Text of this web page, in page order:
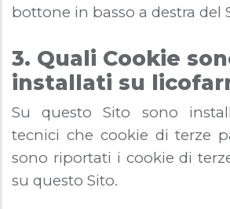
bottone in basso a destra del
3. Quali Cookie
installati su
Su questo Sito sono
tecnici che cookie di terze
sono riportati i cookie di
su questo Sito.